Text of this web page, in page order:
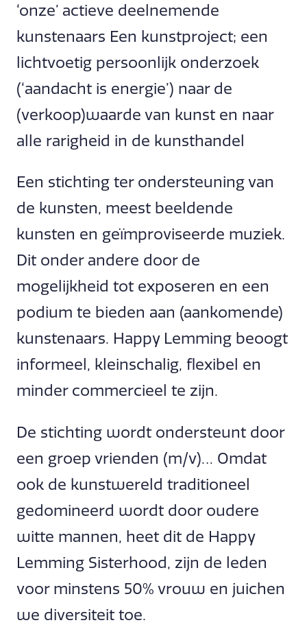
‘onze’ actieve deelnemende
kunstenaars Een kunstproject; een
lichtvoetig persoonlijk onderzoek
(‘aandacht is energie’) naar de
(verkoop)waarde van kunst en naar
alle rarigheid in de kunsthandel
Een stichting ter ondersteuning van
de kunsten, meest beeldende
kunsten en geïmproviseerde muziek.
Dit onder andere door de
mogelijkheid tot exposeren en een
podium te bieden aan (aankomende)
kunstenaars. Happy Lemming beoogt
informeel, kleinschalig, flexibel en
minder commercieel te zijn.
De stichting wordt ondersteunt door
een groep vrienden (m/v)… Omdat
ook de kunstwereld traditioneel
gedomineerd wordt door oudere
witte mannen, heet dit de Happy
Lemming Sisterhood, zijn de leden
voor minstens 50% vrouw en juichen
we diversiteit toe.